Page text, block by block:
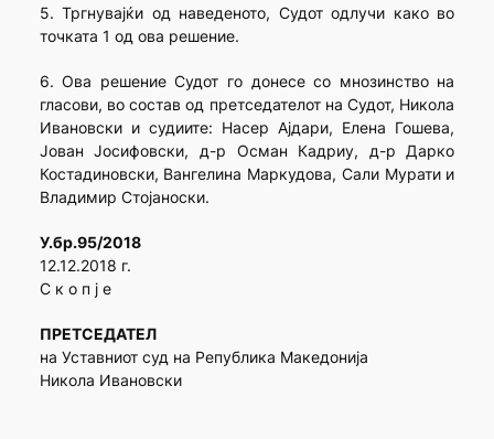
5. Тргнувајќи од наведеното, Судот одлучи како во
точката 1 од ова решение.
6. Ова решение Судот го донесе со мнозинство на
гласови, во состав од претседателот на Судот, Никола
Ивановски и судиите: Насер Ајдари, Елена Гошева,
Јован Јосифовски, д-р Осман Кадриу, д-р Дарко
Костадиновски, Вангелина Маркудова, Сали Мурати и
Владимир Стојаноски.
У.бр.95/2018
12.12.2018 г.
С к о п ј е
ПРЕТСЕДАТЕЛ
на Уставниот суд на Република Македонија
Никола Ивановски